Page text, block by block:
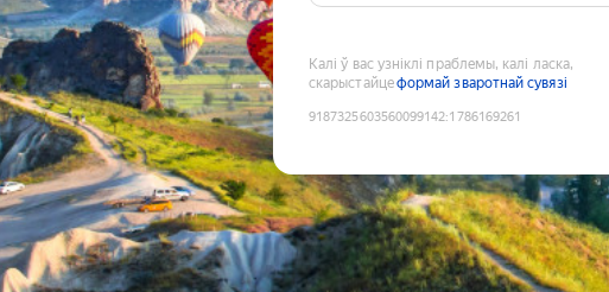
Калі ў вас узніклі праблемы, калі ласка,
скарыстайцеформай зваротнай сувязі
9187325603560099142:1786169261